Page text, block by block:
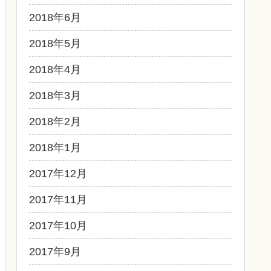
2018年6月
2018年5月
2018年4月
2018年3月
2018年2月
2018年1月
2017年12月
2017年11月
2017年10月
2017年9月